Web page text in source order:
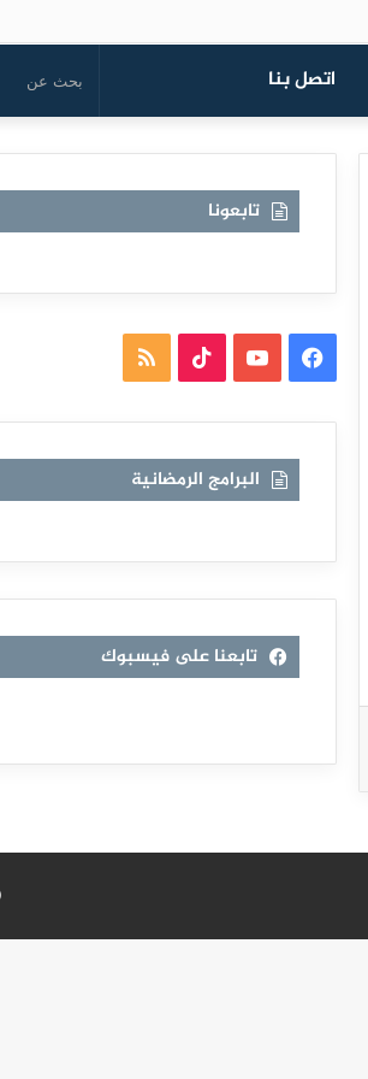
اتصل بنا
تابعونا
فيسبوكيوتيوب TikTokملخص
البرامج الرمضانية
تابعنا على فيسبوك